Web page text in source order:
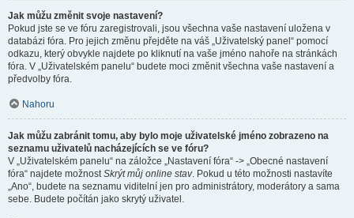
Jak můžu změnit svoje nastavení?
Pokud jste se ve fóru zaregistrovali, jsou všechna vaše nastavení uložena v
databázi fóra. Pro jejich změnu přejděte na váš „Uživatelský panel“ pomocí
odkazu, který obvykle najdete po kliknutí na vaše jméno nahoře na stránkách
fóra. V „Uživatelském panelu“ budete moci změnit všechna vaše nastavení a
předvolby fóra.
Nahoru
Jak můžu zabránit tomu, aby bylo moje uživatelské jméno zobrazeno na
seznamu uživatelů nacházejících se ve fóru?
V „Uživatelském panelu“ na záložce „Nastavení fóra“ -> „Obecné nastavení
fóra“ najdete možnostSkrýt můj online stav. Pokud u této možnosti nastavíte
„Ano“, budete na seznamu viditelní jen pro administrátory, moderátory a sama
sebe. Budete počítán jako skrytý uživatel.